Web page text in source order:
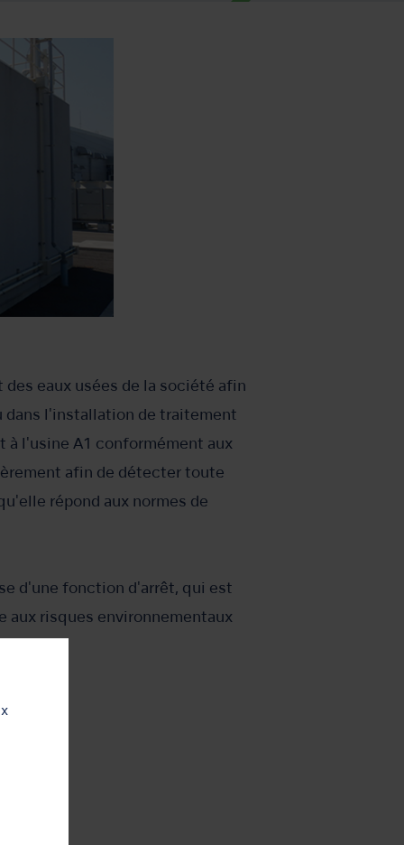
eaux usées de la société afin
dans l'installation de traitement
à l'usine A1 conformément aux
afin de détecter toute
répond aux normes de
d'une fonction d'arrêt, qui est
aux risques environnementaux